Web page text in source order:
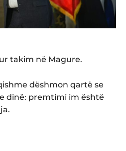
takim në Magure.
dëshmon qartë se
dinë: premtimi im është